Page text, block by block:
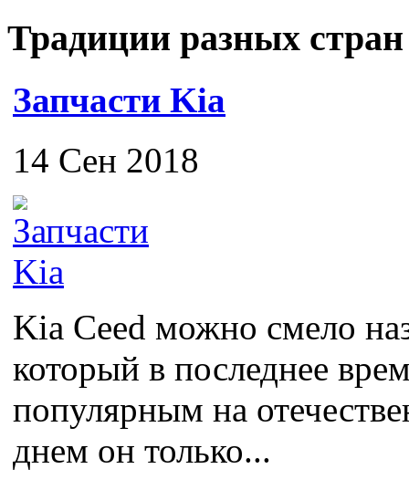
Традиции разных стран
Запчасти Kia
14 Сен 2018
Kia Ceed можно смело
который в последнее
популярным на
днем он только...